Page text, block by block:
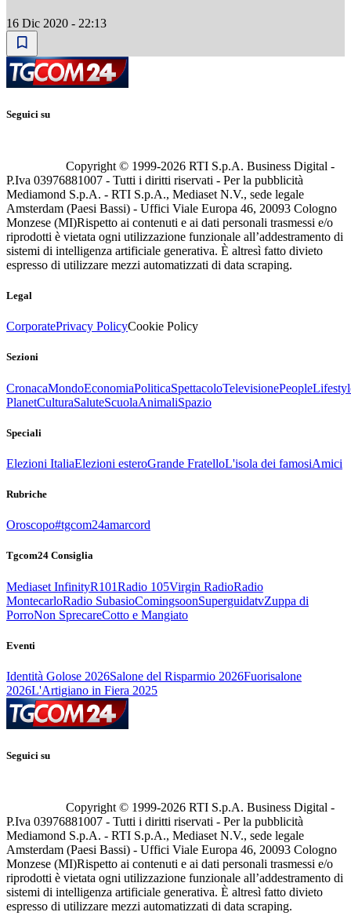
16 Dic 2020 - 22:13
Seguici su
Copyright © 1999-2026 RTI S.p.A. Business Digital -
P.Iva 03976881007 - Tutti i diritti riservati - Per la pubblicità
Mediamond S.p.A. - RTI S.p.A., Mediaset N.V., sede legale
Amsterdam (Paesi Bassi) - Uffici Viale Europa 46, 20093 Cologno
Monzese (MI)Rispetto ai contenuti e ai dati personali trasmessi e/o
riprodotti è vietata ogni utilizzazione funzionale all’addestramento di
sistemi di intelligenza artificiale generativa. È altresì fatto divieto
espresso di utilizzare mezzi automatizzati di data scraping.
Legal
CorporatePrivacy PolicyCookie Policy
Sezioni
CronacaMondoEconomiaPoliticaSpettacoloTelevisionePeople
PlanetCulturaSaluteScuolaAnimaliSpazio
Speciali
Elezioni ItaliaElezioni esteroGrande FratelloL'isola dei famosiAmici
Rubriche
Oroscopo#tgcom24amarcord
Tgcom24 Consiglia
Mediaset InfinityR101Radio 105Virgin RadioRadio
MontecarloRadio SubasioComingsoonSuperguidatvZuppa di
PorroNon SprecareCotto e Mangiato
Eventi
Identità Golose 2026Salone del Risparmio 2026Fuorisalone
2026L'Artigiano in Fiera 2025
Seguici su
Copyright © 1999-2026 RTI S.p.A. Business Digital -
P.Iva 03976881007 - Tutti i diritti riservati - Per la pubblicità
Mediamond S.p.A. - RTI S.p.A., Mediaset N.V., sede legale
Amsterdam (Paesi Bassi) - Uffici Viale Europa 46, 20093 Cologno
Monzese (MI)Rispetto ai contenuti e ai dati personali trasmessi e/o
riprodotti è vietata ogni utilizzazione funzionale all’addestramento di
sistemi di intelligenza artificiale generativa. È altresì fatto divieto
espresso di utilizzare mezzi automatizzati di data scraping.